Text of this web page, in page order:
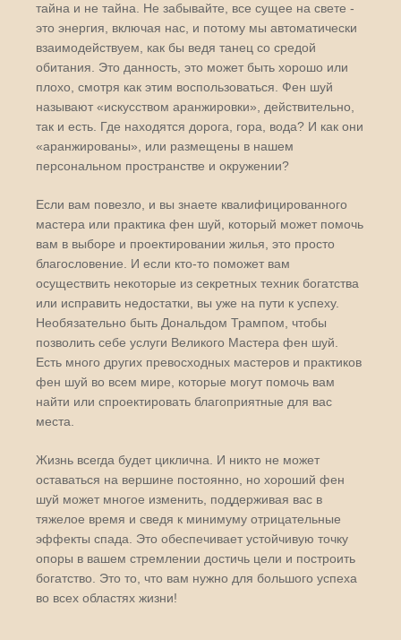
тайна и не тайна. Не забывайте, все сущее на свете -
это энергия, включая нас, и потому мы автоматически
взаимодействуем, как бы ведя танец со средой
обитания. Это данность, это может быть хорошо или
плохо, смотря как этим воспользоваться. Фен шуй
называют «искусством аранжировки», действительно,
так и есть. Где находятся дорога, гора, вода? И как они
«аранжированы», или размещены в нашем
персональном пространстве и окружении?
Если вам повезло, и вы знаете квалифицированного
мастера или практика фен шуй, который может помочь
вам в выборе и проектировании жилья, это просто
благословение. И если кто-то поможет вам
осуществить некоторые из секретных техник богатства
или исправить недостатки, вы уже на пути к успеху.
Необязательно быть Дональдом Трампом, чтобы
позволить себе услуги Великого Мастера фен шуй.
Есть много других превосходных мастеров и практиков
фен шуй во всем мире, которые могут помочь вам
найти или спроектировать благоприятные для вас
места.
Жизнь всегда будет циклична. И никто не может
оставаться на вершине постоянно, но хороший фен
шуй может многое изменить, поддерживая вас в
тяжелое время и сведя к минимуму отрицательные
эффекты спада. Это обеспечивает устойчивую точку
опоры в вашем стремлении достичь цели и построить
богатство. Это то, что вам нужно для большого успеха
во всех областях жизни!